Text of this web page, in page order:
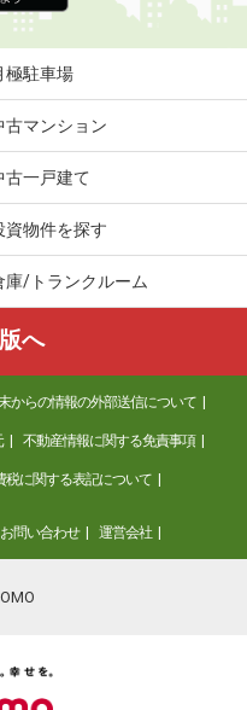
極駐車場
古マンション
古一戸建て
資物件を探す
庫/トランクルーム
へ
からの情報の外部送信について
不動産情報に関する免責事項
税に関する表記について
お問い合わせ 運営会社